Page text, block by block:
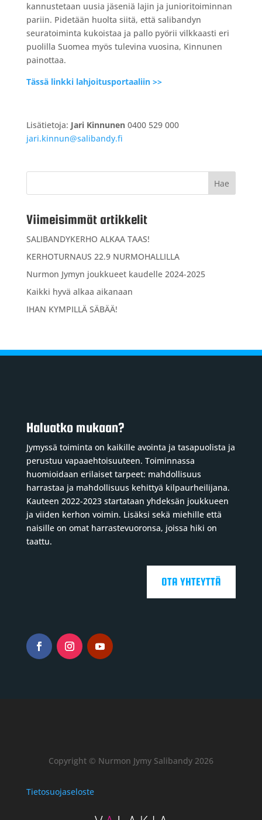
kannustetaan uusia jäseniä lajin ja junioritoiminnan
pariin. Pidetään huolta siitä, että salibandyn
seuratoiminta kukoistaa ja pallo pyörii vilkkaasti eri
puolilla Suomea myös tulevina vuosina, Kinnunen
painottaa.
Tässä linkki lahjoitusportaaliin >>
Lisätietoja: Jari Kinnunen 0400 529 000
jari.kinnun@salibandy.fi
Viimeisimmät artikkelit
SALIBANDYKERHO ALKAA TAAS!
KERHOTURNAUS 22.9 NURMOHALLILLA
Nurmon Jymyn joukkueet kaudelle 2024-2025
Kaikki hyvä alkaa aikanaan
IHAN KYMPILLÄ SÄBÄÄ!
Haluatko mukaan?
Jymyssä toiminta on kaikille avointa ja tasapuolista ja
perustuu vapaaehtoisuuteen. Toiminnassa
huomioidaan erilaiset tarpeet: mahdollisuus
harrastaa ja mahdollisuus kehittyä kilpaurheilijana.
Kauteen 2022-2023 startataan yhdeksän joukkueen
ja viiden kerhon voimin. Lisäksi sekä miehille että
naisille on omat harrastevuoronsa, joissa hiki on
taattu.
OTA YHTEYTTÄ
Copyright © Nurmon Jymy Salibandy 2026
Tietosuojaseloste